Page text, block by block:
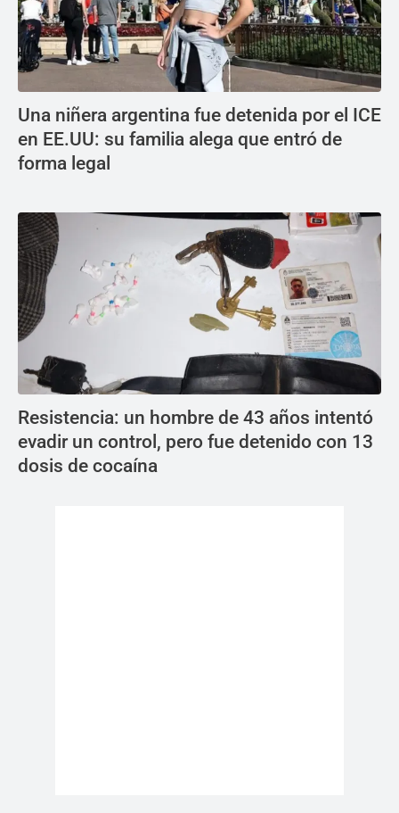
Una niñera argentina fue detenida por el ICE
en EE.UU: su familia alega que entró de
forma legal
Resistencia: un hombre de 43 años intentó
evadir un control, pero fue detenido con 13
dosis de cocaína